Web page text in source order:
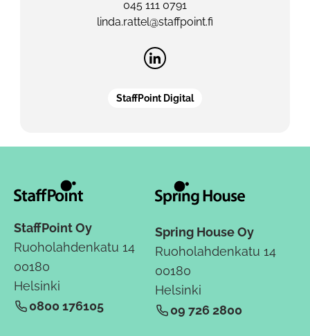
045 111 0791
linda.rattel@staffpoint.fi
StaffPoint Digital
StaffPoint Oy
Ruoholahdenkatu 14
00180
Helsinki
0800 176105
Spring House Oy
Ruoholahdenkatu 14
00180
Helsinki
09 726 2800